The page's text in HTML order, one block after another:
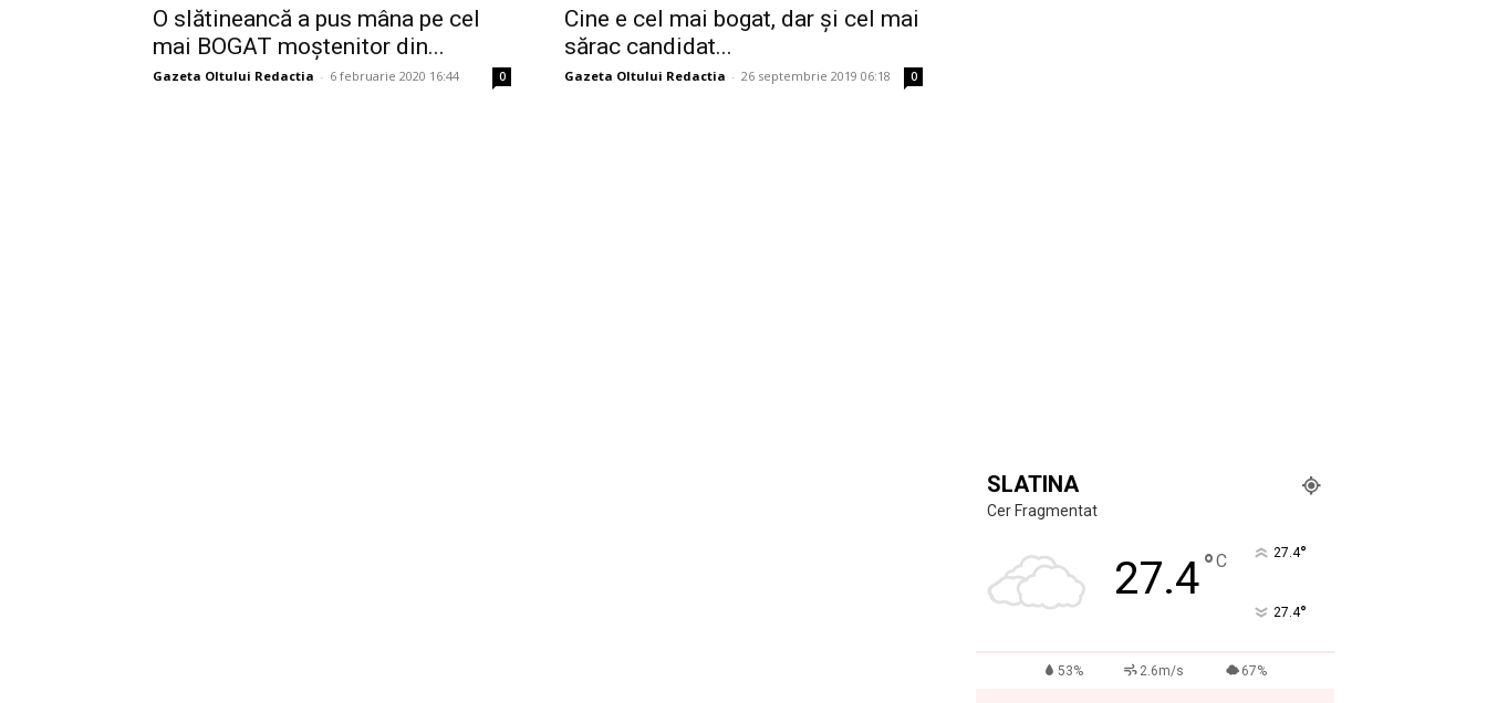
O slătineancă a pus mâna pe cel
mai BOGAT moștenitor din...
Gazeta Oltului Redactia - 6 februarie 2020 16:44 0
Cine e cel mai bogat, dar și cel mai
sărac candidat...
Gazeta Oltului Redactia - 26 septembrie 2019 06:18 0
SLATINA
Cer Fragmentat
27.4°C 27.4°
27.4°
53% 2.6m/s 67%